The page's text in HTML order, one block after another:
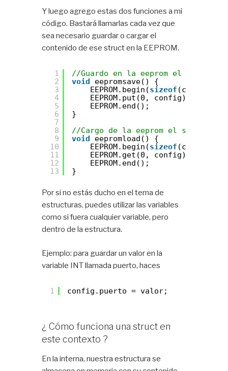
Y luego agrego estas dos funciones a mi
código. Bastará llamarlas cada vez que
sea necesario guardar o cargar el
contenido de ese struct en la EEPROM.
1
2
3
4
5
6
7
8
9
10
11
12
13
//Guardo en la eeprom el struct
void
eepromsave() {
EEPROM.begin(sizeof (config));
EEPROM.put(0, config);
EEPROM.end();
}
//Cargo de la eeprom el struct
void
eepromload() {
EEPROM.begin(sizeof (config));
EEPROM.get(0, config);
EEPROM.end();
}
Por si no estás ducho en el tema de
estructuras, puedes utilizar las variables
como si fuera cualquier variable, pero
dentro de la estructura.
Ejemplo: para guardar un valor en la
variable INT llamada puerto, haces
1 config.puerto = valor;
¿ Cómo funciona una struct en
este contexto ?
En la interna, nuestra estructura se